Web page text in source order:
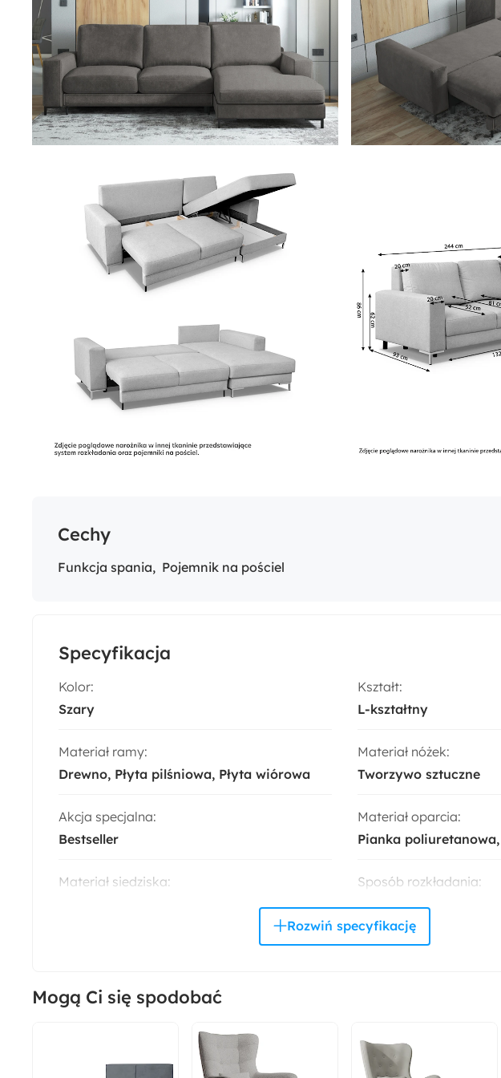
Cechy
Funkcja spania Pojemnik na pościel
Specyfikacja
Kolor:
Szary
Kształt:
L-kształtny
Materiał ramy:
Drewno Płyta pilśniowa Płyta wiórowa
Materiał nóżek:
Tworzywo sztuczne
Akcja specjalna:
Bestseller
Materiał oparcia:
Pianka poliuretanowa
Materiał siedziska:
Sprężyny faliste
Sposób rozkładania:
System DL
11 cm
Mogą Ci się spodobać